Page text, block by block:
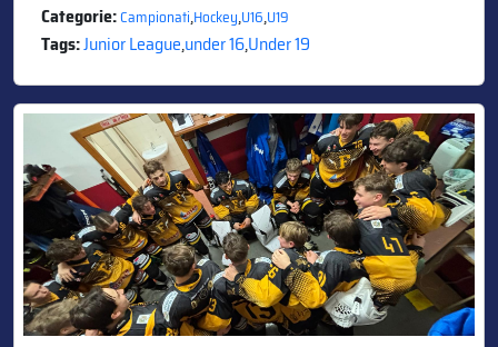
Categorie:Campionati,Hockey,U16,U19
Tags:Junior League,under 16,Under 19